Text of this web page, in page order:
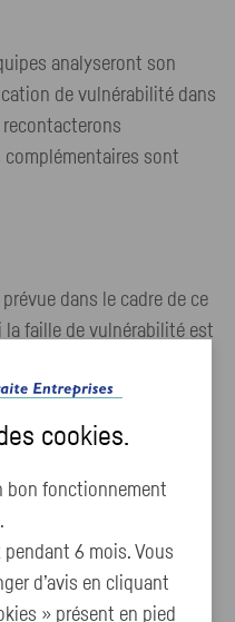
analyseront son
de vulnérabilité dans
recontacterons
sont
dans le cadre de ce
la faille de vulnérabilité est
aucune publication des
sera faite.
la classification de la
du risque qui en
résolution des dites
de Euro-Information.
cookies.
bon fonctionnement
6 mois. Vous
d’avis en cliquant
» présent en pied